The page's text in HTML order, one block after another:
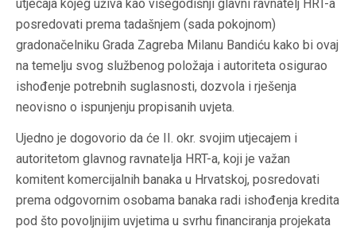
utjecaja kojeg uživa kao višegodišnji glavni ravnatelj HRT-a
posredovati prema tadašnjem (sada pokojnom)
gradonačelniku Grada Zagreba Milanu Bandiću kako bi ovaj
na temelju svog službenog položaja i autoriteta osigurao
ishođenje potrebnih suglasnosti, dozvola i rješenja
neovisno o ispunjenju propisanih uvjeta.
Ujedno je dogovorio da će II. okr. svojim utjecajem i
autoritetom glavnog ravnatelja HRT-a, koji je važan
komitent komercijalnih banaka u Hrvatskoj, posredovati
prema odgovornim osobama banaka radi ishođenja kredita
pod što povoljnijim uvjetima u svrhu financiranja projekata